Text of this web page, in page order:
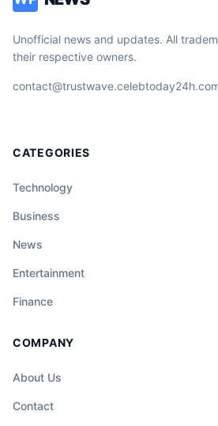
Unofficial news and updates. All
their respective owners.
CATEGORIES
Technology
Business
News
Entertainment
Finance
COMPANY
About Us
Contact